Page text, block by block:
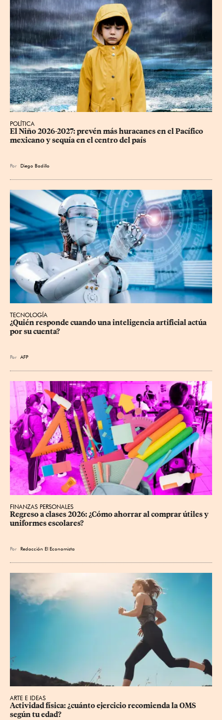
POLÍTICA
El Niño 2026-2027: prevén más huracanes en el Pacífico
mexicano y sequía en el centro del país
Por Diego Badillo
TECNOLOGÍA
¿Quién responde cuando una inteligencia artificial actúa
por su cuenta?
Por AFP
FINANZAS PERSONALES
Regreso a clases 2026: ¿Cómo ahorrar al comprar útiles y
uniformes escolares?
Por Redacción El Economista
ARTE E IDEAS
Actividad física: ¿cuánto ejercicio recomienda la OMS
según tu edad?